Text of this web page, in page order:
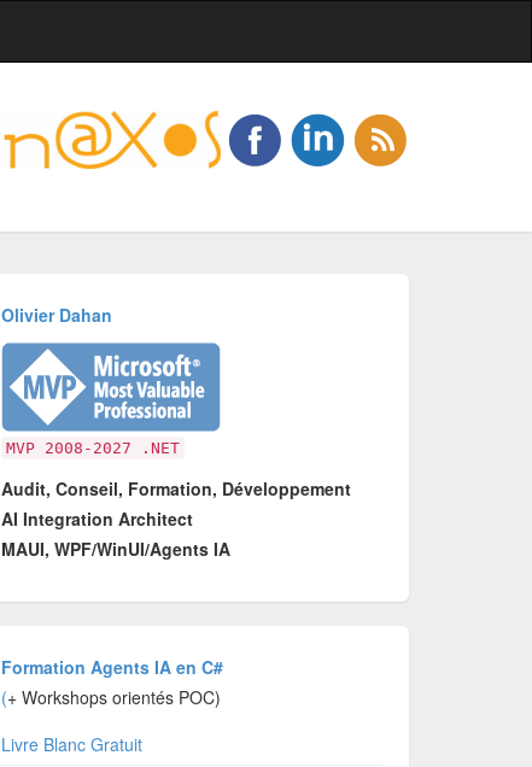
Olivier Dahan
MVP 2008-2027 .NET
Audit, Conseil, Formation, Développement
AI Integration Architect
MAUI, WPF/WinUI/Agents IA
Formation Agents IA en C#
(+ Workshops orientés POC)
Livre Blanc Gratuit